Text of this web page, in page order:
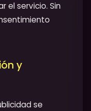
el servicio. Sin
y
se